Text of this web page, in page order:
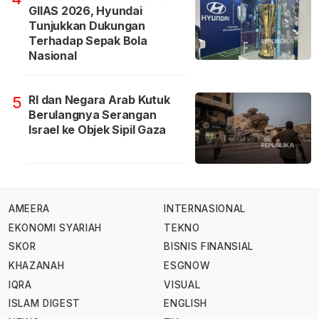
GIIAS 2026, Hyundai
Tunjukkan Dukungan
Terhadap Sepak Bola
Nasional
5 RI dan Negara Arab Kutuk
Berulangnya Serangan
Israel ke Objek Sipil Gaza
AMEERA
EKONOMI SYARIAH
SKOR
KHAZANAH
IQRA
ISLAM DIGEST
INTERNASIONAL
TEKNO
BISNIS FINANSIAL
ESGNOW
VISUAL
ENGLISH